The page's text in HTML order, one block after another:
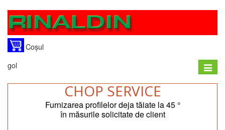
Coșul
gol
Toggle
CHOP SERVICE
Furnizarea profilelor deja tăiate la 45 °
în măsurile solicitate de client